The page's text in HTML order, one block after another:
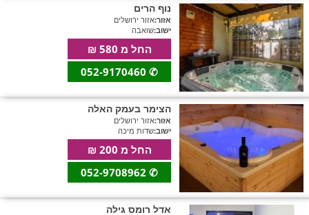
נוף הרים
אזור:אזור ירושלים
ישוב:שואבה
החל מ 580 ₪
✆
הצימר בעמק האלה
אזור:אזור ירושלים
ישוב:שדות מיכה
החל מ 200 ₪
✆
אדל רומס גילה